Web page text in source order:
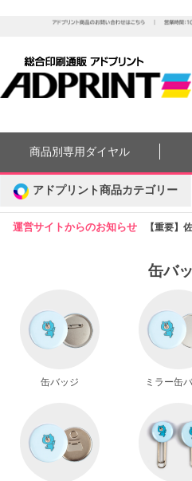
運営サイトからのお知らせ 【重要】
商品別専用ダイヤル
アドプリント商品カテゴリー
缶バ
缶バッジ ミラー缶